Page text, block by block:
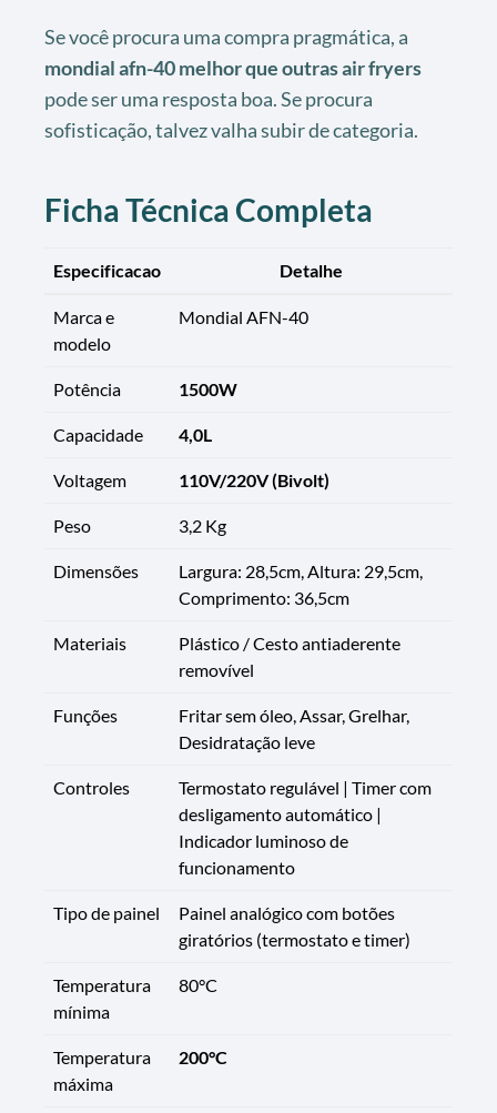
Se você procura uma compra pragmática, a
mondial afn-40 melhor que outras air fryers
pode ser uma resposta boa. Se procura
sofisticação, talvez valha subir de categoria.
Ficha Técnica Completa
Especificacao Detalhe
Marca e
modelo
Mondial AFN-40
Potência 1500W
Capacidade 4,0L
Voltagem 110V/220V (Bivolt)
Peso 3,2 Kg
Dimensões
Largura: 28,5cm, Altura: 29,5cm,
Comprimento: 36,5cm
Materiais
Plástico / Cesto antiaderente
removível
Funções
Fritar sem óleo, Assar, Grelhar,
Desidratação leve
Controles
Termostato regulável | Timer com
desligamento automático |
Indicador luminoso de
funcionamento
Tipo de painel
Painel analógico com botões
giratórios (termostato e timer)
Temperatura
mínima
80°C
Temperatura
máxima
200°C